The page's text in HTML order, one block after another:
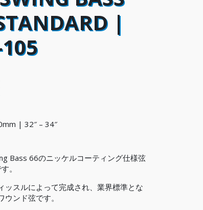
|
| 32″ – 34″
Bass 66のニッケルコーティング仕様弦
。
ッスルによって完成され、業界標準とな
ウンド弦です。